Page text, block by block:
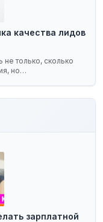
качества лидов
только, сколько
но…
зарплатной